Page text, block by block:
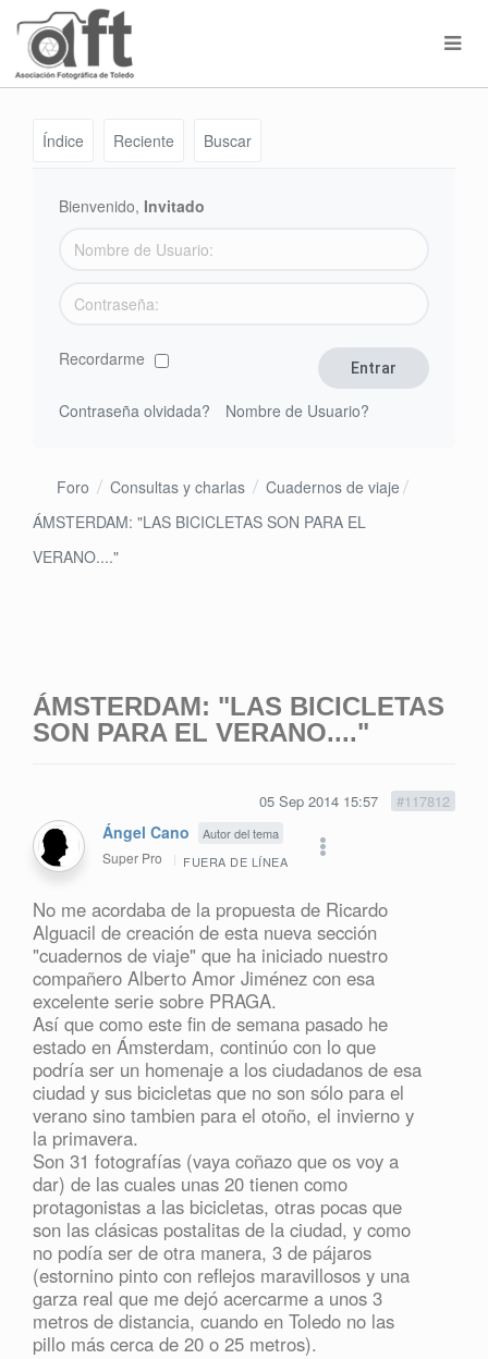
Índice Reciente Buscar
Bienvenido, Invitado
Recordarme
Contraseña olvidada? Nombre de Usuario?
Foro Consultas y charlas
Cuadernos de viaje
ÁMSTERDAM: "LAS BICICLETAS SON PARA EL
VERANO...."
ÁMSTERDAM: "LAS BICICLETAS
SON PARA EL VERANO...."
05 Sep 2014 15:57 #117812
Ángel Cano Autor del tema
Super Pro FUERA DE LÍNEA
No me acordaba de la propuesta de Ricardo
Alguacil de creación de esta nueva sección
"cuadernos de viaje" que ha iniciado nuestro
compañero Alberto Amor Jiménez con esa
excelente serie sobre PRAGA.
Así que como este fin de semana pasado he
estado en Ámsterdam, continúo con lo que
podría ser un homenaje a los ciudadanos de esa
ciudad y sus bicicletas que no son sólo para el
verano sino tambien para el otoño, el invierno y
la primavera.
Son 31 fotografías (vaya coñazo que os voy a
dar) de las cuales unas 20 tienen como
protagonistas a las bicicletas, otras pocas que
son las clásicas postalitas de la ciudad, y como
no podía ser de otra manera, 3 de pájaros
(estornino pinto con reflejos maravillosos y una
garza real que me dejó acercarme a unos 3
metros de distancia, cuando en Toledo no las
pillo más cerca de 20 o 25 metros).